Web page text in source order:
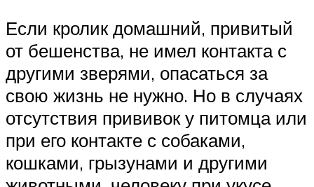
Если кролик домашний, привитый
от бешенства, не имел контакта с
другими зверями, опасаться за
свою жизнь не нужно. Но в случаях
отсутствия прививок у питомца или
при его контакте с собаками,
кошками, грызунами и другими